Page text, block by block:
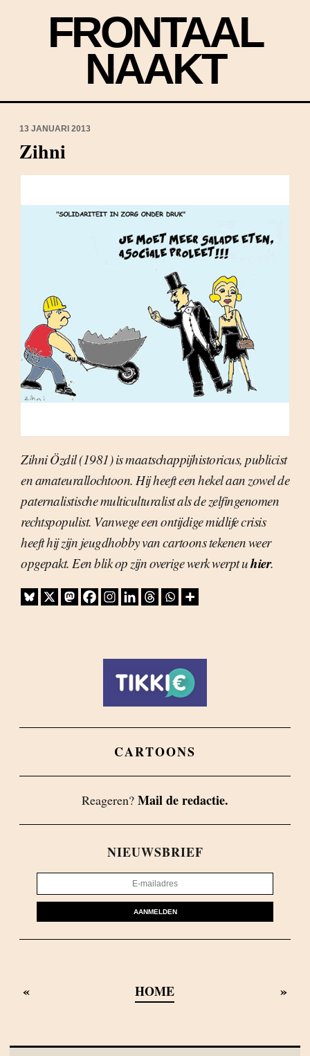
FRONTAAL
NAAKT
13 JANUARI 2013
Zihni
Zihni Özdil (1981) is maatschappijhistoricus, publicist
en amateurallochtoon. Hij heeft een hekel aan zowel de
paternalistische multiculturalist als de zelfingenomen
rechtspopulist. Vanwege een ontijdige midlife crisis
heeft hij zijn jeugdhobby van cartoons tekenen weer
opgepakt. Een blik op zijn overige werk werpt uhier.
CARTOONS
Reageren? Mail de redactie.
NIEUWSBRIEF
AANMELDEN
« HOME »